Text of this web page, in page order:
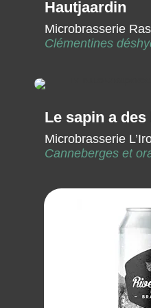
Hautjaardin
Microbrasserie
Clémentines
Le sapin a
Microbrasserie
Canneberges et